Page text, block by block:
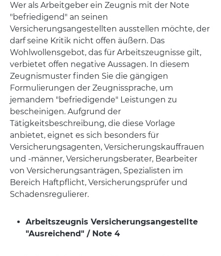
Wer als Arbeitgeber ein Zeugnis mit der Note
"befriedigend" an seinen
Versicherungsangestellten ausstellen möchte, der
darf seine Kritik nicht offen äußern. Das
Wohlwollensgebot, das für Arbeitszeugnisse gilt,
verbietet offen negative Aussagen. In diesem
Zeugnismuster finden Sie die gängigen
Formulierungen der Zeugnissprache, um
jemandem "befriedigende" Leistungen zu
bescheinigen. Aufgrund der
Tätigkeitsbeschreibung, die diese Vorlage
anbietet, eignet es sich besonders für
Versicherungsagenten, Versicherungskauffrauen
und -männer, Versicherungsberater, Bearbeiter
von Versicherungsanträgen, Spezialisten im
Bereich Haftpflicht, Versicherungsprüfer und
Schadensregulierer.
Arbeitszeugnis Versicherungsangestellte
"Ausreichend" / Note 4